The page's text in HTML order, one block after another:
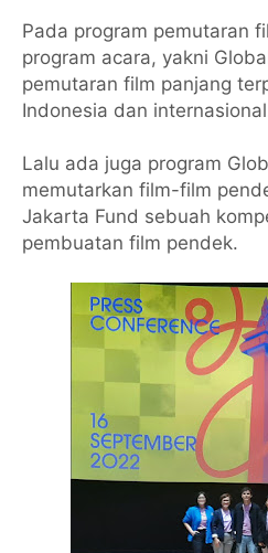
Pada program pemutaran
program acara, yakni
pemutaran film panjang
Indonesia dan
Lalu ada juga program
memutarkan film-film
Jakarta Fund sebuah
pembuatan film pendek.